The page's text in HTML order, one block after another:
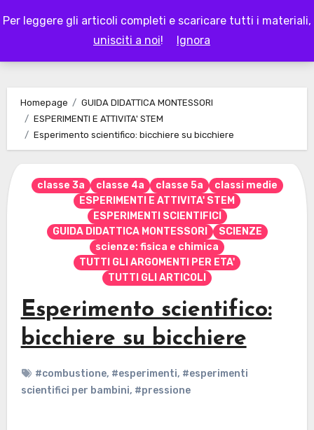
Per leggere gli articoli completi e scaricare tutti i materiali,
unisciti a noi! Ignora
to
LAPAPPADOLCE
Homepage
GUIDA DIDATTICA MONTESSORI
ESPERIMENTI E ATTIVITA' STEM
Esperimento scientifico: bicchiere su bicchiere
classe 3a classe 4a classe 5a
classi medie
ESPERIMENTI E ATTIVITA' STEM
ESPERIMENTI SCIENTIFICI
GUIDA DIDATTICA MONTESSORI
SCIENZE
scienze: fisica e chimica
TUTTI GLI ARGOMENTI PER ETA'
TUTTI GLI ARTICOLI
Esperimento scientifico:
bicchiere su bicchiere
#combustione, #esperimenti, #esperimenti
scientifici per bambini, #pressione